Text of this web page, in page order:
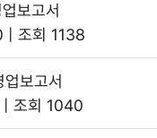
보고서
조회 1138
보고서
조회 1040